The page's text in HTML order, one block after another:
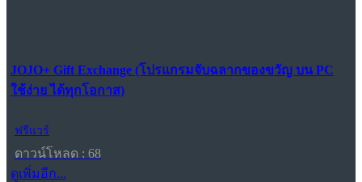
JOJO+ Gift Exchange (โปรแกรมจับฉลากของขวัญ บน PC
ใช้ง่าย ได้ทุกโอกาส)
ฟรีแวร์
ดาวน์โหลด : 68
ดูเพิ่มอีก...